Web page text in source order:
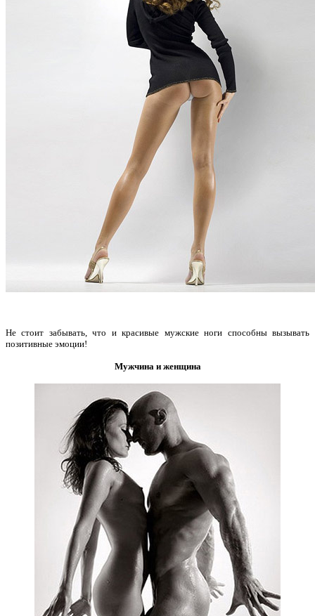
Не стоит забывать, что и красивые мужские ноги способны вызывать
позитивные эмоции!
Мужчина и женщина